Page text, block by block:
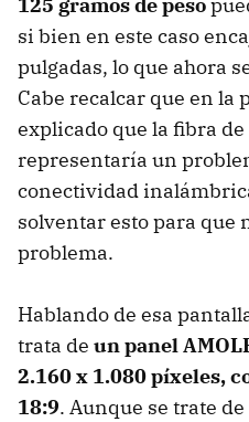
si bien en este caso
pulgadas, lo que ahora
Cabe recalcar que en la
explicado que la fibra
representaría un
conectividad
solventar esto para que
problema.
Hablando de esa
trata de un panel
2.160 x 1.080 píxeles,
18:9. Aunque se trate